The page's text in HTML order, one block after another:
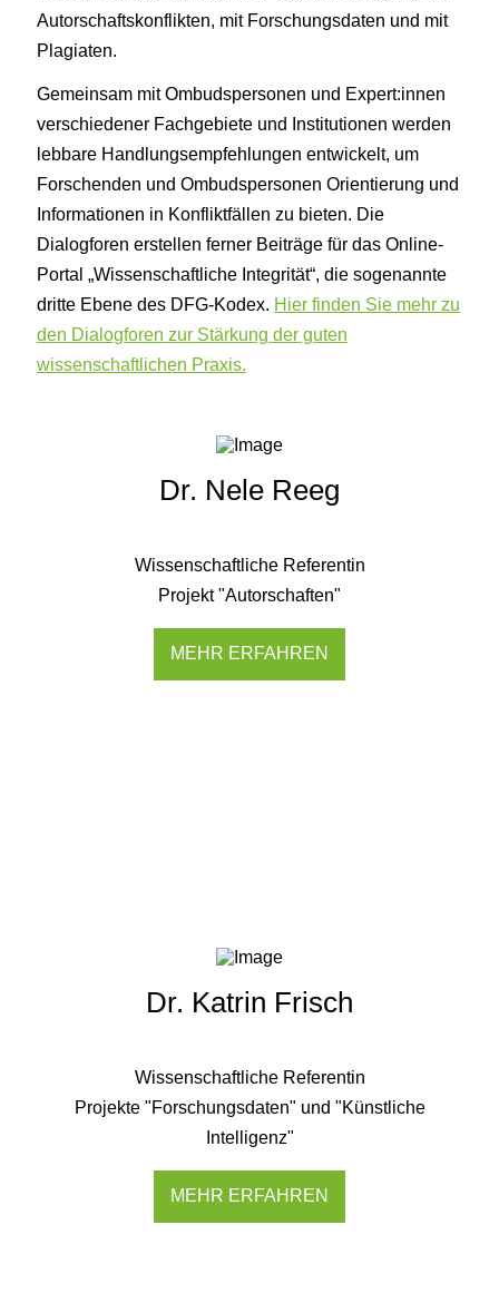
Autorschaftskonflikten, mit Forschungsdaten und mit
Plagiaten.
Gemeinsam mit Ombudspersonen und Expert:innen
verschiedener Fachgebiete und Institutionen werden
lebbare Handlungsempfehlungen entwickelt, um
Forschenden und Ombudspersonen Orientierung und
Informationen in Konfliktfällen zu bieten. Die
Dialogforen erstellen ferner Beiträge für das Online-
Portal „Wissenschaftliche Integrität“, die sogenannte
dritte Ebene des DFG-Kodex. Hier finden Sie mehr zu
den Dialogforen zur Stärkung der guten
wissenschaftlichen Praxis.
Dr. Nele Reeg
Wissenschaftliche Referentin
Projekt "Autorschaften"
MEHR ERFAHREN
Dr. Katrin Frisch
Wissenschaftliche Referentin
Projekte "Forschungsdaten" und "Künstliche
Intelligenz"
MEHR ERFAHREN